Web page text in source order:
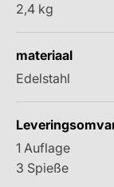
2,4 kg
materiaal
Edelstahl
1 Auflage
3 Spieße